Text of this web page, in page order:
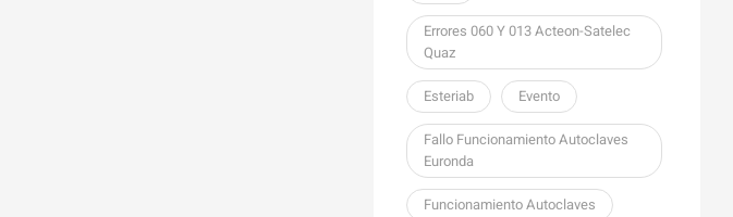
Errores 060 Y 013 Acteon-Satelec
Quaz
Esteriab Evento
Fallo Funcionamiento Autoclaves
Euronda
Funcionamiento Autoclaves